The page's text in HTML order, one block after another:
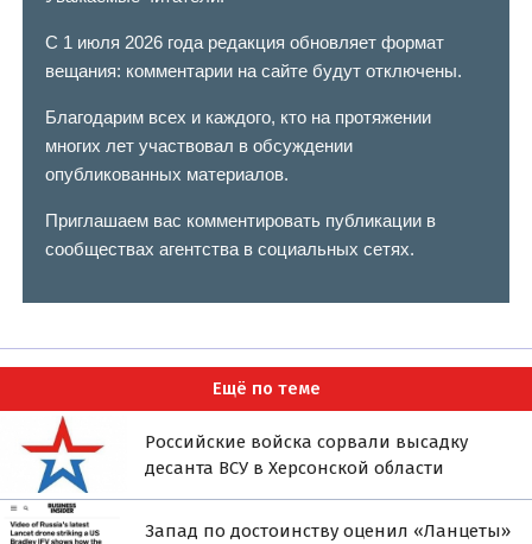
С 1 июля 2026 года редакция обновляет формат
вещания: комментарии на сайте будут отключены.
Благодарим всех и каждого, кто на протяжении
многих лет участвовал в обсуждении
опубликованных материалов.
Приглашаем вас комментировать публикации в
сообществах агентства в социальных сетях.
Ещё по теме
Российские войска сорвали высадку
десанта ВСУ в Херсонской области
Запад по достоинству оценил «Ланцеты»